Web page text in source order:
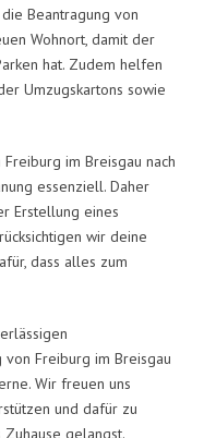
Beantragung von
Wohnort, damit der
hat. Zudem helfen
Umzugskartons sowie
im Breisgau nach
essenziell. Daher
Erstellung eines
wir deine
dass alles zum
Freiburg im Breisgau
Wir freuen uns
und dafür zu
gelangst.